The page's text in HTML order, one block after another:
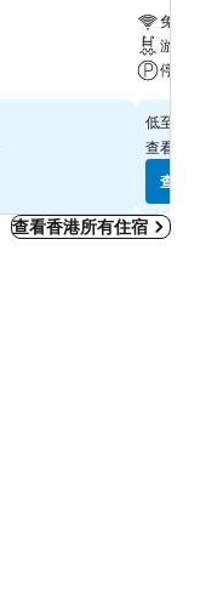
免費
游泳池
停車場
低至
查看
查看價
查看香港所有住宿